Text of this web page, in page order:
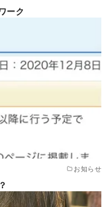
ワーク
お知らせ